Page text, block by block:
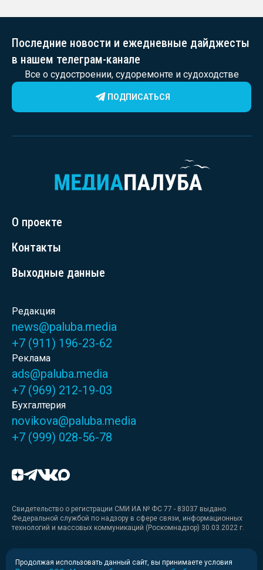
Последние новости и ежедневные дайджесты
в нашем телеграм-канале
Все о судостроении, судоремонте и судоходстве
ПОДПИСАТЬСЯ
О проекте
Контакты
Выходные данные
Редакция
news@paluba.media
+7 (911) 196-23-62
Реклама
ads@paluba.media
+7 (969) 212-19-03
Бухгалтерия
novikova@paluba.media
+7 (999) 028-56-78
Свидетельство о регистрации СМИ ИА № ФС 77 - 83037 выдано
Федеральной службой по надзору в сфере связи, информационных
технологий и массовых коммуникаций (Роскомнадзор) 30.03.2022 г.
Медиакит
Продолжая использовать данный сайт, вы принимаете условия